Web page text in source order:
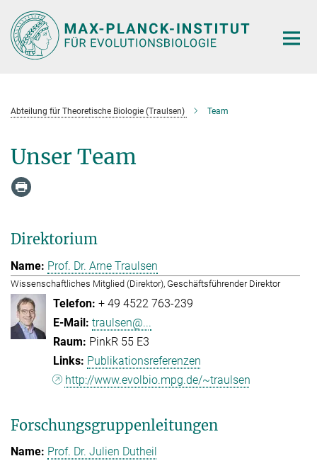
Hauptinhalt
Abteilung für Theoretische Biologie (Traulsen) Team
Unser Team
Direktorium
Prof. Dr. Arne Traulsen
Wissenschaftliches Mitglied (Direktor), Geschäftsführender Direktor
+ 49 4522 763-239
traulsen@...
PinkR 55 E3
Publikationsreferenzen
http://www.evolbio.mpg.de/~traulsen
Forschungsgruppenleitungen
Prof. Dr. Julien Dutheil